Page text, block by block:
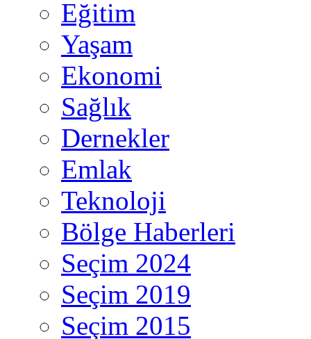
Eğitim
Yaşam
Ekonomi
Sağlık
Dernekler
Emlak
Teknoloji
Bölge Haberleri
Seçim 2024
Seçim 2019
Seçim 2015